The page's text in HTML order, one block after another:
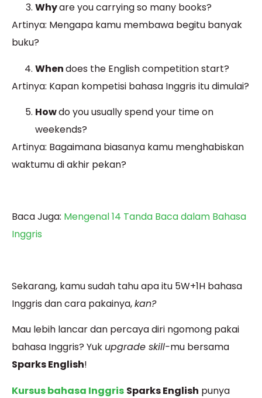
Whyare you carrying so many books?
Artinya: Mengapa kamu membawa begitu banyak
buku?
Whendoes the English competition start?
Artinya: Kapan kompetisi bahasa Inggris itu dimulai?
Howdo you usually spend your time on
weekends?
Artinya: Bagaimana biasanya kamu menghabiskan
waktumu di akhir pekan?
Baca Juga: Mengenal 14 Tanda Baca dalam Bahasa
Inggris
Sekarang, kamu sudah tahu apa itu 5W+1H bahasa
Inggris dan cara pakainya,kan?
Mau lebih lancar dan percaya diri ngomong pakai
bahasa Inggris? Yuk upgrade skill-mu bersama
Sparks English!
Kursus bahasa Inggris Sparks English punya